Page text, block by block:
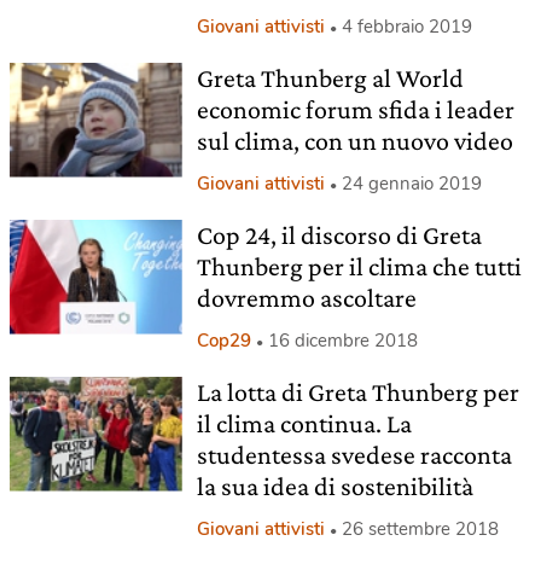
Giovani attivisti 4 febbraio 2019
Greta Thunberg al World
economic forum sfida i leader
sul clima, con un nuovo video
Giovani attivisti 24 gennaio 2019
Cop 24, il discorso di Greta
Thunberg per il clima che tutti
dovremmo ascoltare
Cop29 16 dicembre 2018
La lotta di Greta Thunberg per
il clima continua. La
studentessa svedese racconta
la sua idea di sostenibilità
Giovani attivisti 26 settembre 2018